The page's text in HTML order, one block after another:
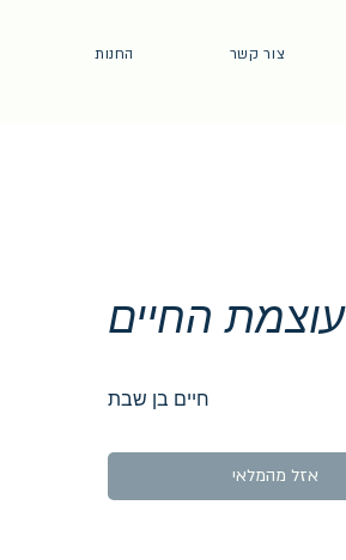
החנות צור קשר
עוצמת החיים
חיים בן שבת
אזל מהמלאי